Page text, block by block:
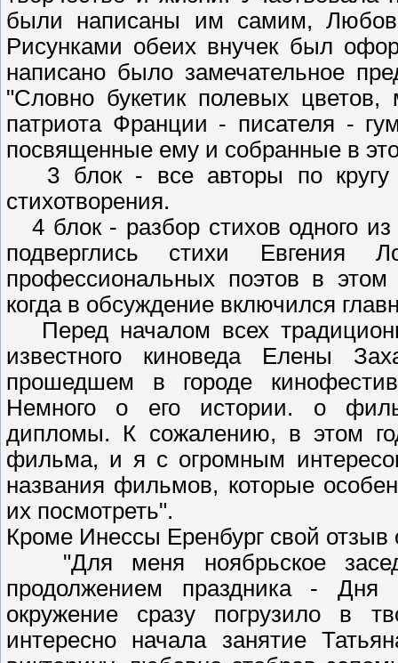
были написаны им самим,
Рисунками обеих внучек был
написано было замечательное
"Словно букетик полевых
патриота Франции - писателя -
посвященные ему и собранные в
3 блок - все авторы по кругу
стихотворения.
4 блок - разбор стихов одного из
подверглись стихи Евгения
профессиональных поэтов в
когда в обсуждение включился
Перед началом всех
известного киноведа Елены
прошедшем в городе
Немного о его истории. о
дипломы. К сожалению, в этом
фильма, и я с огромным
названия фильмов, которые
их посмотреть".
Кроме Инессы Еренбург свой
"Для меня ноябрьское
продолжением праздника - Дня
окружение сразу погрузило в
интересно начала занятие